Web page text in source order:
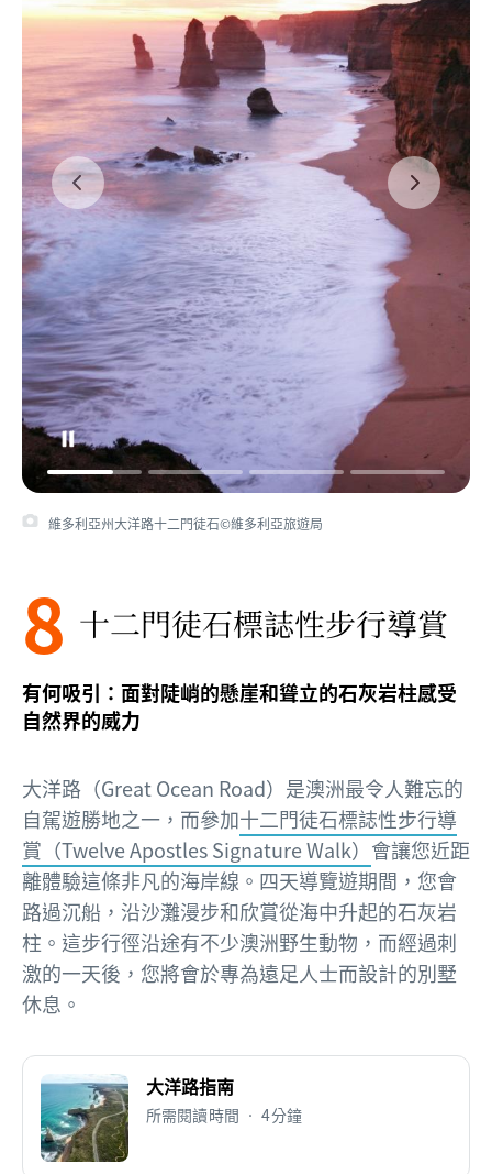
維多利亞州大洋路十二門徒石©維多利亞旅遊局
8 十二門徒石標誌性步行導賞
有何吸引：面對陡峭的懸崖和聳立的石灰岩柱感受
自然界的威力
大洋路（Great Ocean Road）是澳洲最令人難忘的
自駕遊勝地之一，而參加十二門徒石標誌性步行導
賞（Twelve Apostles Signature Walk） 會讓您近距
離體驗這條非凡的海岸線。四天導覽遊期間，您會
路過沉船，沿沙灘漫步和欣賞從海中升起的石灰岩
柱。這步行徑沿途有不少澳洲野生動物，而經過刺
激的一天後，您將會於專為遠足人士而設計的別墅
休息。
大洋路指南
所需閱讀時間 • 4分鐘